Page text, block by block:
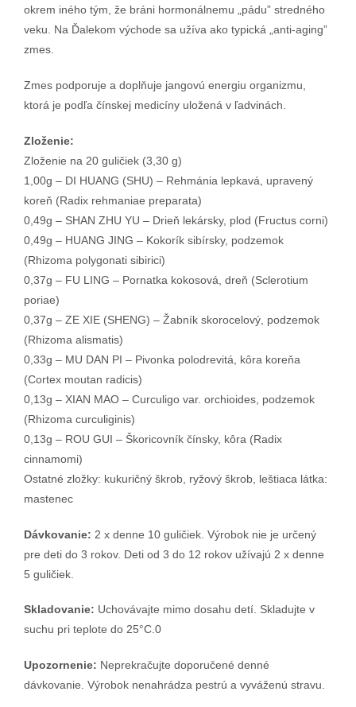
okrem iného tým, že bráni hormonálnemu „pádu” stredného
veku. Na Ďalekom východe sa užíva ako typická „anti-aging”
zmes.
Zmes podporuje a doplňuje jangovú energiu organizmu,
ktorá je podľa čínskej medicíny uložená v ľadvinách.
Zloženie:
Zloženie na 20 guličiek (3,30 g)
1,00g – DI HUANG (SHU) – Rehmánia lepkavá, upravený
koreň (Radix rehmaniae preparata)
0,49g – SHAN ZHU YU – Drieň lekársky, plod (Fructus corni)
0,49g – HUANG JING – Kokorík sibírsky, podzemok
(Rhizoma polygonati sibirici)
0,37g – FU LING – Pornatka kokosová, dreň (Sclerotium
poriae)
0,37g – ZE XIE (SHENG) – Žabník skorocelový, podzemok
(Rhizoma alismatis)
0,33g – MU DAN PI – Pivonka polodrevitá, kôra koreňa
(Cortex moutan radicis)
0,13g – XIAN MAO – Curculigo var. orchioides, podzemok
(Rhizoma curculiginis)
0,13g – ROU GUI – Škoricovník čínsky, kôra (Radix
cinnamomi)
Ostatné zložky: kukuričný škrob, ryžový škrob, leštiaca látka:
mastenec
Dávkovanie: 2 x denne 10 guličiek. Výrobok nie je určený
pre deti do 3 rokov. Deti od 3 do 12 rokov užívajú 2 x denne
5 guličiek.
Skladovanie: Uchovávajte mimo dosahu detí. Skladujte v
suchu pri teplote do 25°C.0
Upozornenie: Neprekračujte doporučené denné
dávkovanie. Výrobok nenahrádza pestrú a vyváženú stravu.